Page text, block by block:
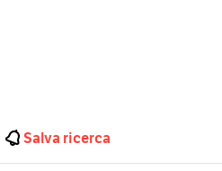
Salva ricerca